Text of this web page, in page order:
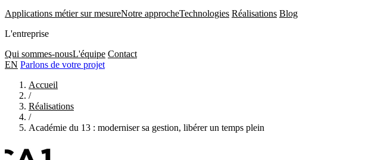
Applications métier sur mesureNotre approcheTechnologies Réalisations Blog
L'entreprise
Qui sommes-nousL'équipe Contact
EN Parlons de votre projet
Accueil
/
Réalisations
/
Académie du 13 : moderniser sa gestion, libérer un temps plein